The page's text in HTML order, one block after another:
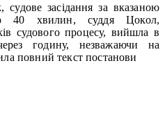
засідання за вказаною
40 хвилин, суддя Цокол,
судового процесу, вийшла в
годину, незважаючи на
повний текст постанови